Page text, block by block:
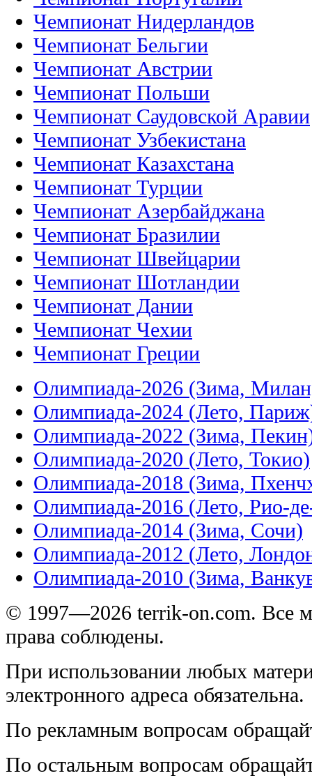
Чемпионат Нидерландов
Чемпионат Бельгии
Чемпионат Австрии
Чемпионат Польши
Чемпионат Саудовской Аравии
Чемпионат Узбекистана
Чемпионат Казахстана
Чемпионат Турции
Чемпионат Азербайджана
Чемпионат Бразилии
Чемпионат Швейцарии
Чемпионат Шотландии
Чемпионат Дании
Чемпионат Чехии
Чемпионат Греции
Олимпиада-2026 (Зима,
Олимпиада-2024 (Лето,
Олимпиада-2022 (Зима,
Олимпиада-2020 (Лето, Токио)
Олимпиада-2018 (Зима,
Олимпиада-2016 (Лето, Рио-
Олимпиада-2014 (Зима, Сочи)
Олимпиада-2012 (Лето,
Олимпиада-2010 (Зима,
© 1997—2026 terrik-on.com. Все
права соблюдены.
При использовании любых
электронного адреса обязательна.
По рекламным вопросам
По остальным вопросам